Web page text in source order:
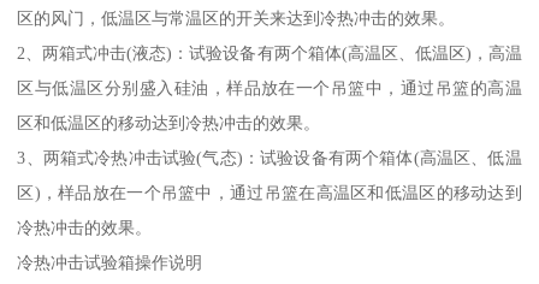
区的风门，低温区与常温区的开关来达到冷热冲击的效果。
2、两箱式冲击(液态)：试验设备有两个箱体(高温区、低温区)，高温
区与低温区分别盛入硅油，样品放在一个吊篮中，通过吊篮的高温
区和低温区的移动达到冷热冲击的效果。
3、两箱式冷热冲击试验(气态)：试验设备有两个箱体(高温区、低温
区)，样品放在一个吊篮中，通过吊篮在高温区和低温区的移动达到
冷热冲击的效果。
冷热冲击试验箱操作说明